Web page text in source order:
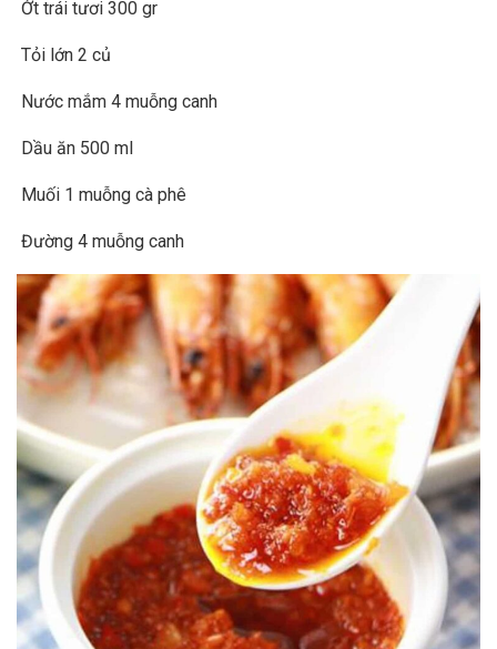
Ớt trái tươi 300 gr
Tỏi lớn 2 củ
Nước mắm 4 muỗng canh
Dầu ăn 500 ml
Muối 1 muỗng cà phê
Đường 4 muỗng canh